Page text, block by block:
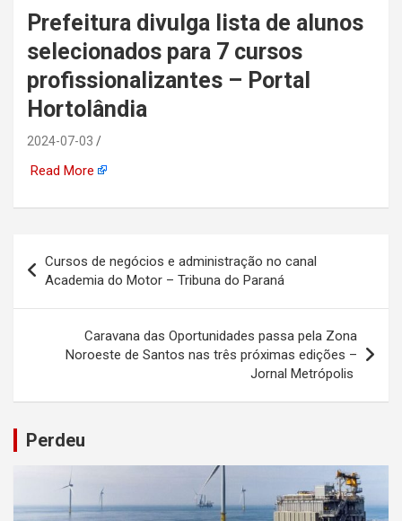
automotiva, mineração,
indústria naval, etc
Prefeitura divulga lista de alunos
selecionados para 7 cursos
profissionalizantes – Portal
Hortolândia
2024-07-03
Read More
de
Post
Cursos de negócios e administração no canal
Academia do Motor – Tribuna do Paraná
Caravana das Oportunidades passa pela Zona
Noroeste de Santos nas três próximas edições –
Jornal Metrópolis
Perdeu